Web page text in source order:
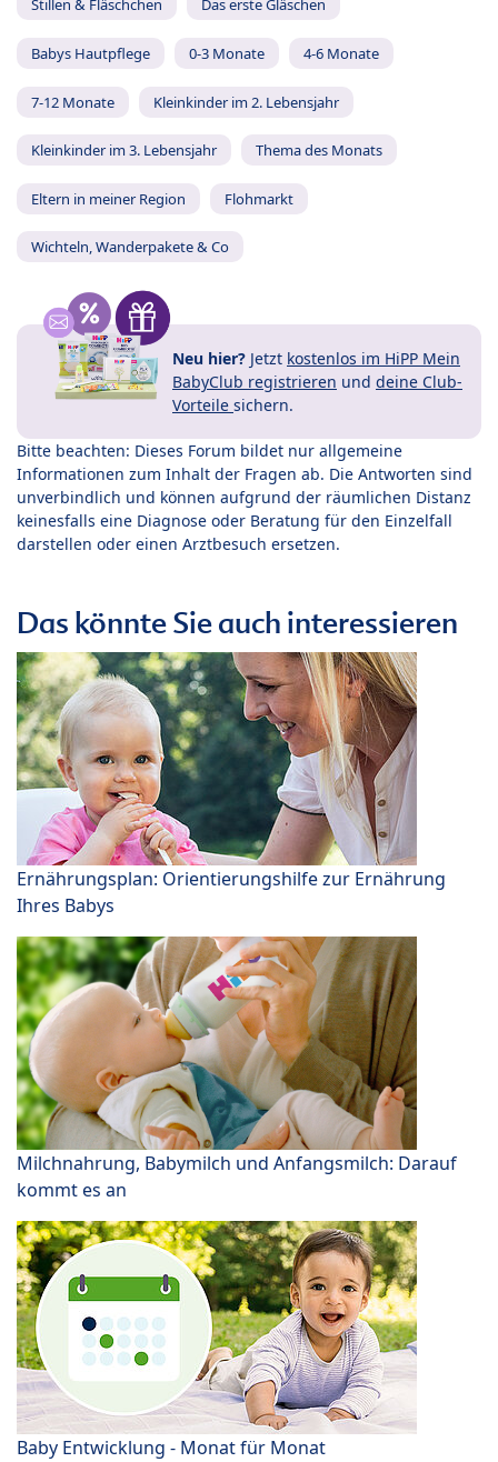
Stillen & Fläschchen Das erste Gläschen
Babys Hautpflege 0-3 Monate 4-6 Monate
7-12 Monate Kleinkinder im 2. Lebensjahr
Kleinkinder im 3. Lebensjahr Thema des Monats
Eltern in meiner Region Flohmarkt
Wichteln, Wanderpakete & Co
Neu hier? Jetzt kostenlos im HiPP Mein
BabyClub registrieren und deine Club-
Vorteile sichern.
Bitte beachten: Dieses Forum bildet nur allgemeine
Informationen zum Inhalt der Fragen ab. Die Antworten sind
unverbindlich und können aufgrund der räumlichen Distanz
keinesfalls eine Diagnose oder Beratung für den Einzelfall
darstellen oder einen Arztbesuch ersetzen.
Das könnte Sie auch interessieren
Ernährungsplan: Orientierungshilfe zur Ernährung
Ihres Babys
Milchnahrung, Babymilch und Anfangsmilch: Darauf
kommt es an
Baby Entwicklung - Monat für Monat